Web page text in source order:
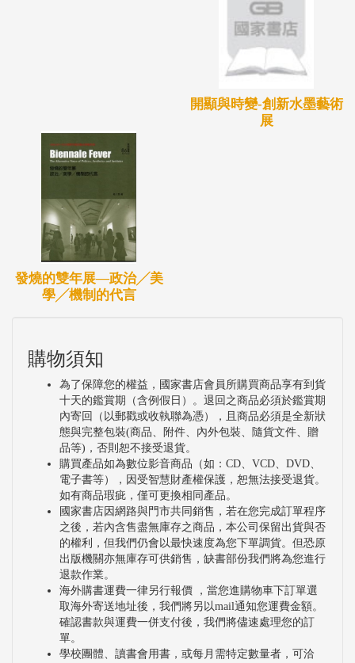
開顯與時變-創新水墨藝術
展
發燒的雙年展—政治╱美
學╱機制的代言
購物須知
為了保障您的權益，國家書店會員所購買商品享有到貨
十天的鑑賞期（含例假日）。退回之商品必須於鑑賞期
內寄回（以郵戳或收執聯為憑），且商品必須是全新狀
態與完整包裝(商品、附件、內外包裝、隨貨文件、贈
品等)，否則恕不接受退貨。
購買產品如為數位影音商品（如：CD、VCD、DVD、
電子書等），因受智慧財產權保護，恕無法接受退貨。
如有商品瑕疵，僅可更換相同產品。
國家書店因網路與門市共同銷售，若在您完成訂單程序
之後，若內含售盡無庫存之商品，本公司保留出貨與否
的權利，但我們仍會以最快速度為您下單調貨。但恐原
出版機關亦無庫存可供銷售，缺書部份我們將為您進行
退款作業。
海外購書運費一律另行報價 ，當您進購物車下訂單選
取海外寄送地址後，我們將另以mail通知您運費金額。
確認書款與運費一併支付後，我們將儘速處理您的訂
單。
學校團體、讀書會用書，或每月需特定數量者，可洽